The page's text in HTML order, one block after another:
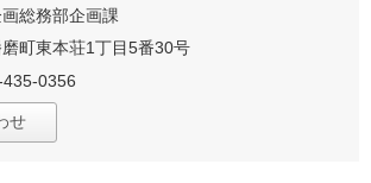
総務部企画課
町東本荘1丁目5番30号
0356
せ